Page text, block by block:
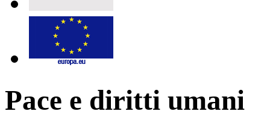
Pace e diritti umani